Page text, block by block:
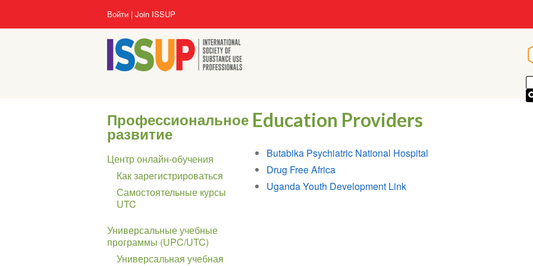
User
account
menu
Войти Join ISSUP
Education Providers
Butabika Psychiatric National Hospital
Drug Free Africa
Uganda Youth Development Link
Профессиональное
развитие
Section
navigation
Центр онлайн-обучения
Как зарегистрироваться
Самостоятельные курсы
UTC
Универсальные учебные
программы (UPC/UTC)
Универсальная учебная